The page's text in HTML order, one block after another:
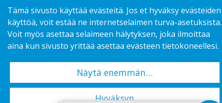
Copyright 2026 HL Display AB. All rights reserved.
Tämä sivusto käyttää evästeitä. Jos et hyväksy evästeiden
käyttöä, voit estää ne internetselaimen turva-asetuksista.
Voit myös asettaa selaimeen hälytyksen, joka ilmoittaa
aina kun sivusto yrittää asettaa evästeen tietokoneellesi.
Näytä enemmän…
Hyväksyn